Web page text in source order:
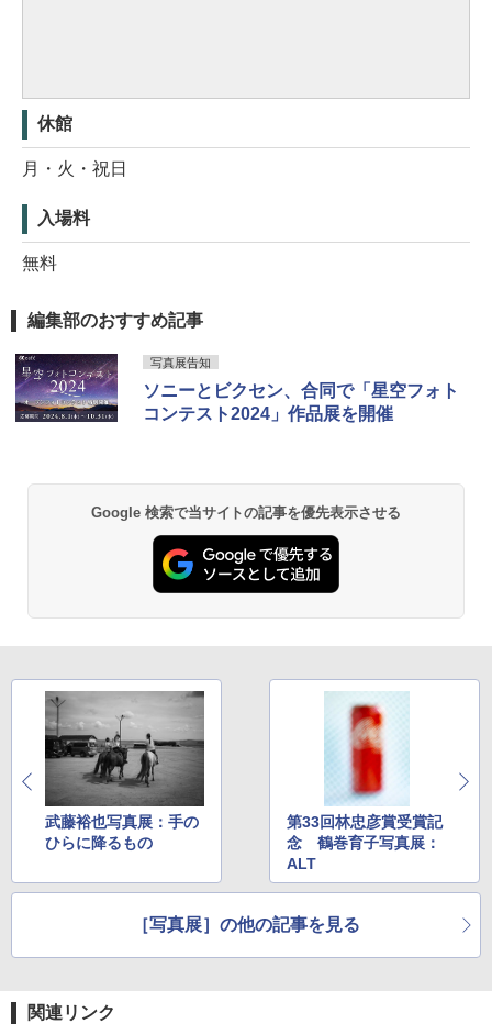
休館
月・火・祝日
入場料
無料
編集部のおすすめ記事
写真展告知
ソニーとビクセン、合同で「星空フォト
コンテスト2024」作品展を開催
Google 検索で当サイトの記事を優先表示させる
武藤裕也写真展：手の
ひらに降るもの
第33回林忠彦賞受賞記
念 鶴巻育子写真展：
ALT
［写真展］の他の記事を見る
関連リンク